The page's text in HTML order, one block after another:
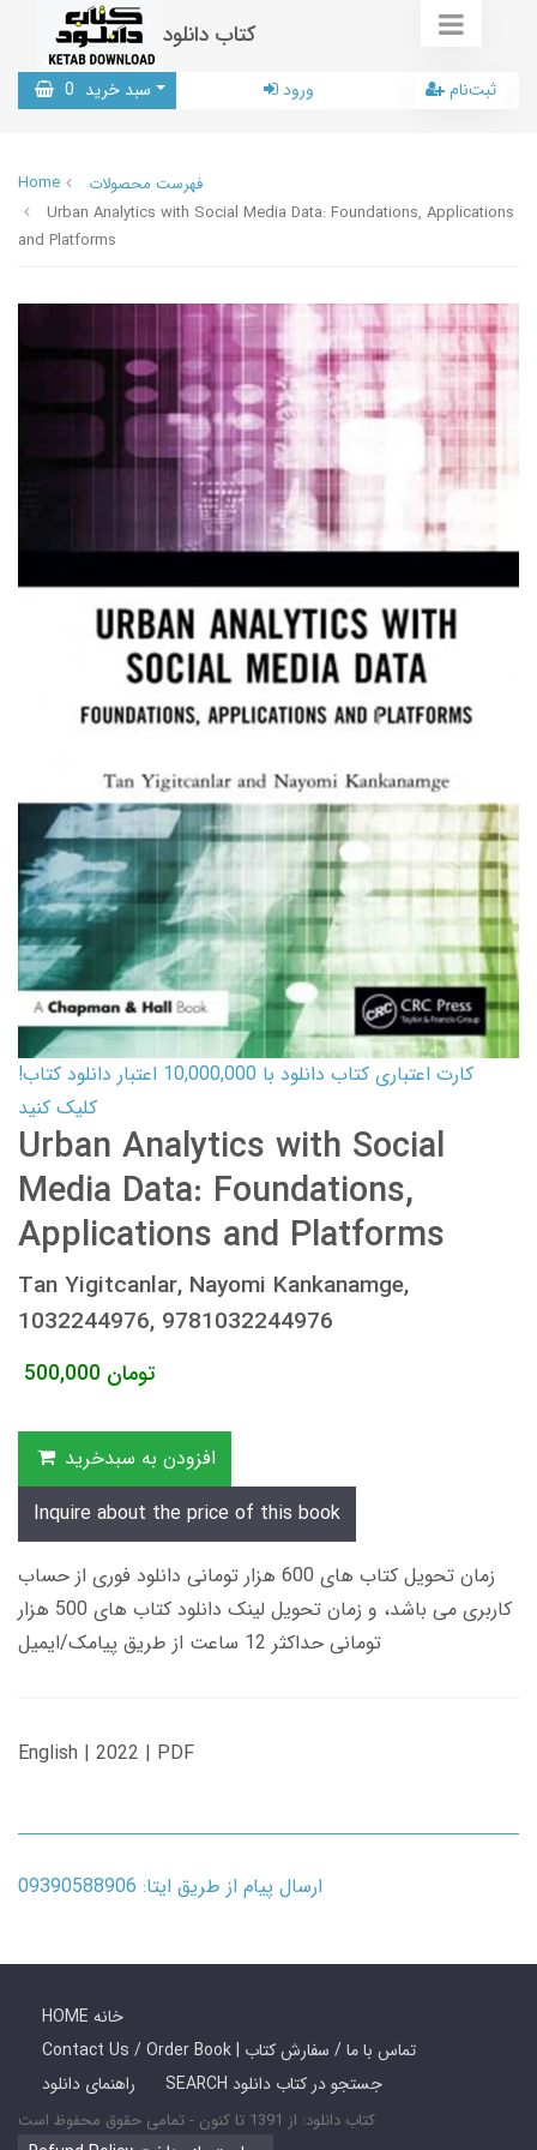
کتاب دانلود
سبد خرید 0 ورود ثبت‌نام
Home
فهرست محصولات
Urban Analytics with Social Media Data: Foundations, Applications
and Platforms
کارت اعتباری کتاب دانلود با 10,000,000 اعتبار دانلود کتاب!
کلیک کنید
Urban Analytics with Social
Media Data: Foundations,
Applications and Platforms
Tan Yigitcanlar, Nayomi Kankanamge,
1032244976, 9781032244976
500,000 تومان
افزودن به سبدخرید
Inquire about the price of this book
زمان تحویل کتاب های 600 هزار تومانی دانلود فوری از حساب
کاربری می باشد، و زمان تحویل لینک دانلود کتاب های 500 هزار
تومانی حداکثر 12 ساعت از طریق پیامک/ایمیل
English | 2022 | PDF
ارسال پیام از طریق ایتا: 09390588906
HOME خانه
Contact Us / Order Book | تماس با ما / سفارش کتاب
راهنمای دانلود
SEARCH جستجو در کتاب دانلود
کتاب دانلود: از 1391 تا کنون - تمامی حقوق محفوظ است